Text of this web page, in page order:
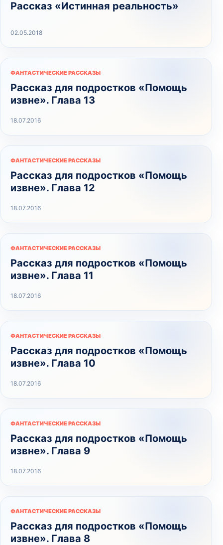
Рассказ «Истинная реальность»
02.05.2018
ФАНТАСТИЧЕСКИЕ РАССКАЗЫ
Рассказ для подростков «Помощь
извне». Глава 13
18.07.2016
ФАНТАСТИЧЕСКИЕ РАССКАЗЫ
Рассказ для подростков «Помощь
извне». Глава 12
18.07.2016
ФАНТАСТИЧЕСКИЕ РАССКАЗЫ
Рассказ для подростков «Помощь
извне». Глава 11
18.07.2016
ФАНТАСТИЧЕСКИЕ РАССКАЗЫ
Рассказ для подростков «Помощь
извне». Глава 10
18.07.2016
ФАНТАСТИЧЕСКИЕ РАССКАЗЫ
Рассказ для подростков «Помощь
извне». Глава 9
18.07.2016
ФАНТАСТИЧЕСКИЕ РАССКАЗЫ
Рассказ для подростков «Помощь
извне». Глава 8